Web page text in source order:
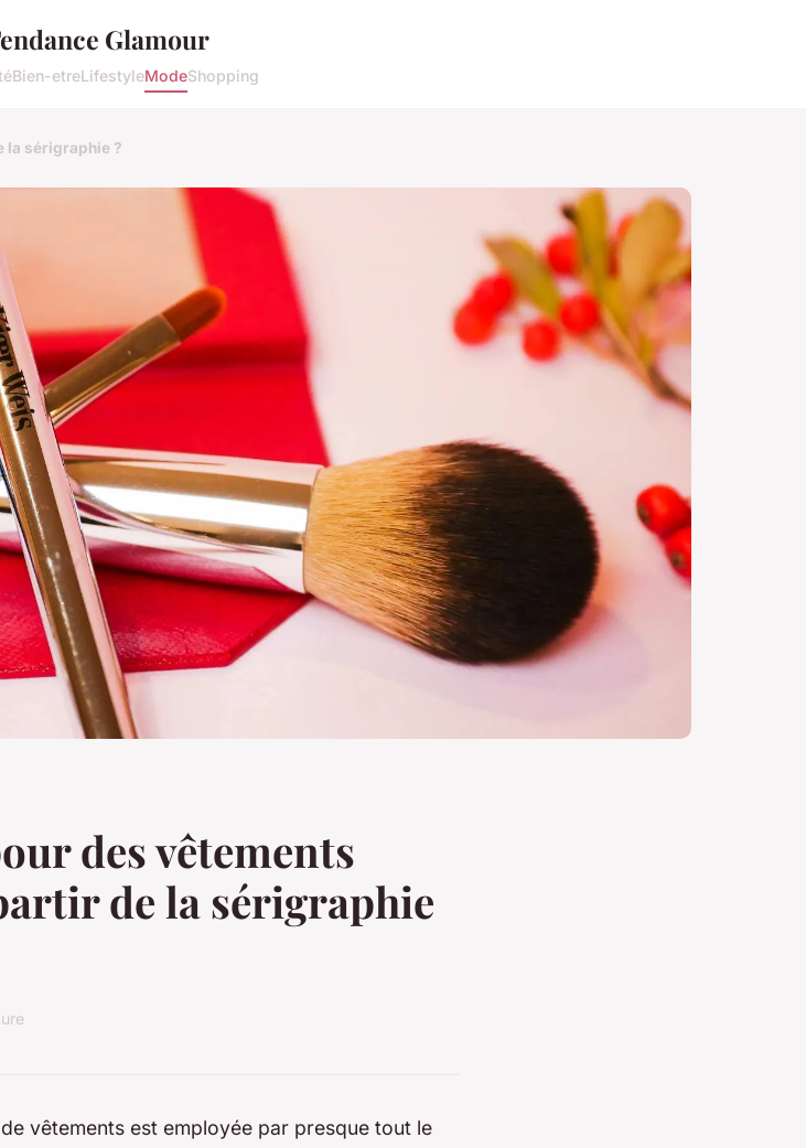
Glamour
Bien-etreLifestyleModeShopping
la sérigraphie ?
des vêtements
de la sérigraphie
vêtements est employée par presque tout le